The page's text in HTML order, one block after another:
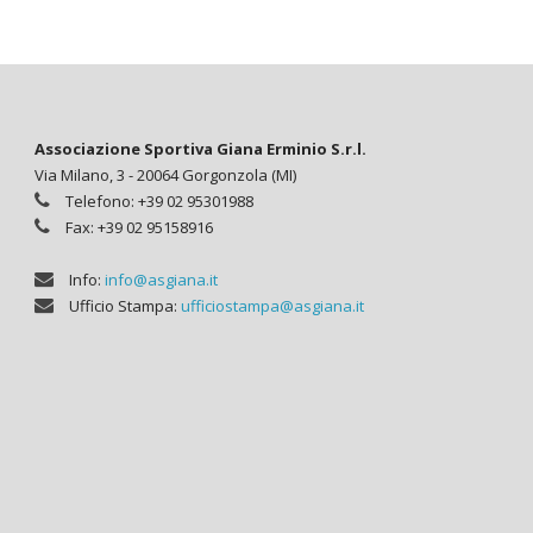
Associazione Sportiva Giana Erminio S.r.l.
Via Milano, 3 - 20064 Gorgonzola (MI)
Telefono: +39 02 95301988
Fax: +39 02 95158916
Info: info@asgiana.it
Ufficio Stampa: ufficiostampa@asgiana.it